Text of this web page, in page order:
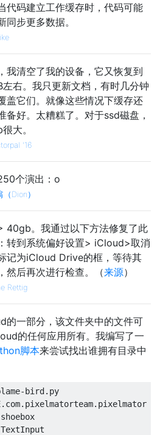
代码建立工作缓存时，代码可能
同步更多数据。
我清空了我的设备，它又恢复到
左右。我只更新文档，有时几分钟
盖它们。就像这些情况下缓存还
备好。太糟糕了。对于ssd磁盘，
大。
'16
个演出：o
（Dion）
40gb。我通过以下方法修复了此
转到系统偏好设置> iCloud>取消
记为iCloud Drive的框，等待其
然后再次进行检查。（来源）
Rettig
的一部分，该文件夹中的文件可
的任何应用所有。我编写了一
脚本来尝试找出谁拥有目录中
bird.py